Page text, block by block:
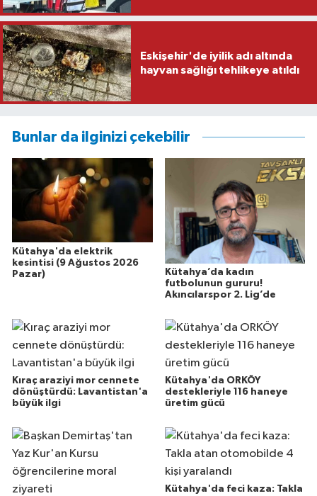
Eskişehir'de iyilik adı altında
hayvan sağlığı tehlikeye atıldı
Bunlar da ilginizi çekebilir
Kütahya'da elektrik
kesintisi (9 Ağustos 2026
Pazar)
Kütahya’da kadın
futbolunun gururu!
Akıncılarspor 2. Lig’de
Kıraç araziyi mor cennete
dönüştürdü: Lavantistan'a
büyük ilgi
Kütahya'da ORKÖY
destekleriyle 116 haneye
üretim gücü
Kütahya'da feci kaza: Takla